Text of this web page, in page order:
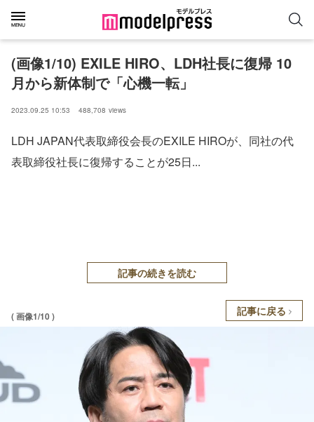
(画像1/10) EXILE HIRO、LDH社長に復帰 10
月から新体制で「心機一転」
2023.09.25 10:53 488,708 views
LDH JAPAN代表取締役会長のEXILE HIROが、同社の代
表取締役社長に復帰することが25日...
記事の続きを読む
( 画像1/10 ) 記事に戻る